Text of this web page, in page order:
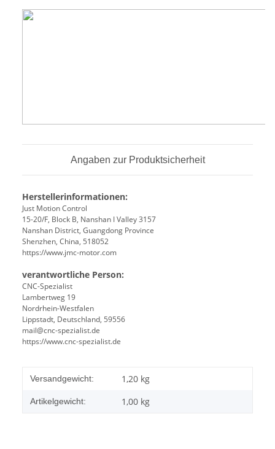
Angaben zur Produktsicherheit
Herstellerinformationen:
Just Motion Control
15-20/F, Block B, Nanshan I Valley 3157
Nanshan District, Guangdong Province
Shenzhen, China, 518052
https://www.jmc-motor.com
verantwortliche Person:
CNC-Spezialist
Lambertweg 19
Nordrhein-Westfalen
Lippstadt, Deutschland, 59556
mail@cnc-spezialist.de
https://www.cnc-spezialist.de
Versandgewicht: 1,20 kg
Artikelgewicht: 1,00 kg